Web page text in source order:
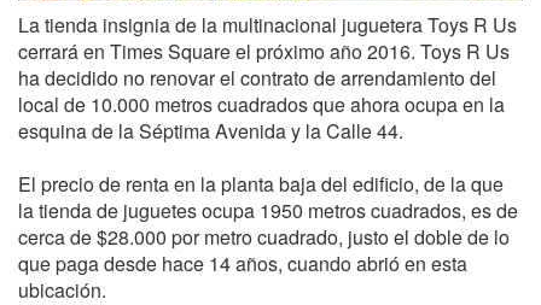
La tienda insignia de la multinacional juguetera Toys R Us
cerrará en Times Square el próximo año 2016. Toys R Us
ha decidido no renovar el contrato de arrendamiento del
local de 10.000 metros cuadrados que ahora ocupa en la
esquina de la Séptima Avenida y la Calle 44.
El precio de renta en la planta baja del edificio, de la que
la tienda de juguetes ocupa 1950 metros cuadrados, es de
cerca de $28.000 por metro cuadrado, justo el doble de lo
que paga desde hace 14 años, cuando abrió en esta
ubicación.